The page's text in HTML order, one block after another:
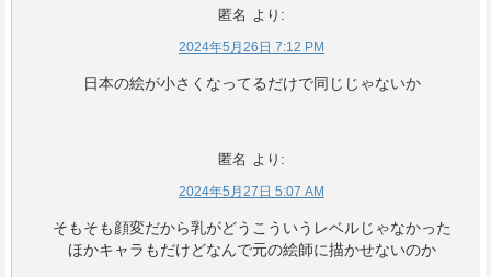
匿名 より:
2024年5月26日 7:12 PM
日本の絵が小さくなってるだけで同じじゃないか
匿名 より:
2024年5月27日 5:07 AM
そもそも顔変だから乳がどうこういうレベルじゃなかった
ほかキャラもだけどなんで元の絵師に描かせないのか